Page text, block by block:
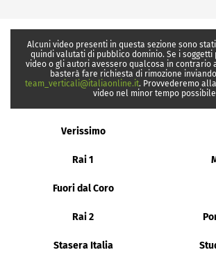
Alcuni video presenti in questa sezione sono
quindi valutati di pubblico dominio. Se i soggetti
video o gli autori avessero qualcosa in contrario
basterà fare richiesta di rimozione
team_verticali@italiaonline.it. Provvederemo
video nel minor tempo
Verissimo
Rai 1
Fuori dal Coro
Rai 2
Stasera Italia